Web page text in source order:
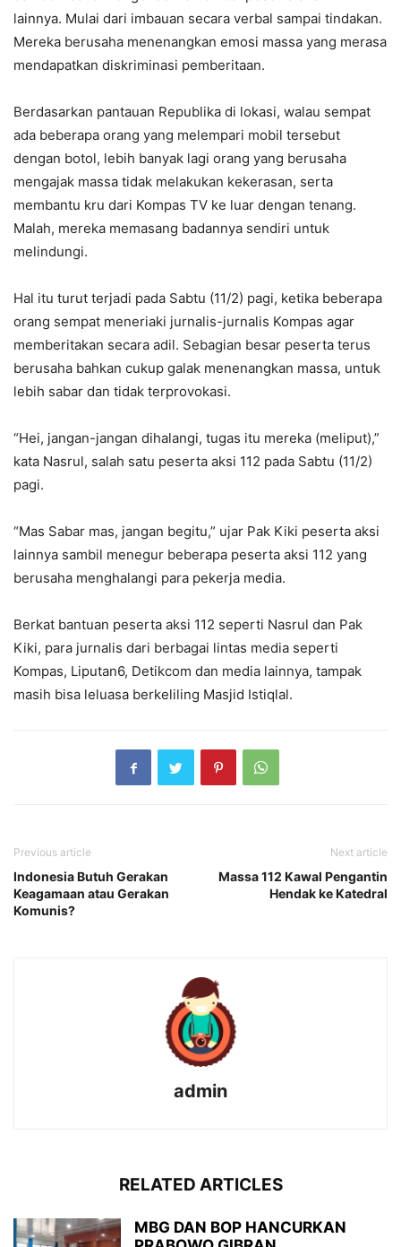
lainnya. Mulai dari imbauan secara verbal sampai tindakan.
Mereka berusaha menenangkan emosi massa yang merasa
mendapatkan diskriminasi pemberitaan.
Berdasarkan pantauan Republika di lokasi, walau sempat
ada beberapa orang yang melempari mobil tersebut
dengan botol, lebih banyak lagi orang yang berusaha
mengajak massa tidak melakukan kekerasan, serta
membantu kru dari Kompas TV ke luar dengan tenang.
Malah, mereka memasang badannya sendiri untuk
melindungi.
Hal itu turut terjadi pada Sabtu (11/2) pagi, ketika beberapa
orang sempat meneriaki jurnalis-jurnalis Kompas agar
memberitakan secara adil. Sebagian besar peserta terus
berusaha bahkan cukup galak menenangkan massa, untuk
lebih sabar dan tidak terprovokasi.
“Hei, jangan-jangan dihalangi, tugas itu mereka (meliput),”
kata Nasrul, salah satu peserta aksi 112 pada Sabtu (11/2)
pagi.
“Mas Sabar mas, jangan begitu,” ujar Pak Kiki peserta aksi
lainnya sambil menegur beberapa peserta aksi 112 yang
berusaha menghalangi para pekerja media.
Berkat bantuan peserta aksi 112 seperti Nasrul dan Pak
Kiki, para jurnalis dari berbagai lintas media seperti
Kompas, Liputan6, Detikcom dan media lainnya, tampak
masih bisa leluasa berkeliling Masjid Istiqlal.
Previous article
Indonesia Butuh Gerakan
Keagamaan atau Gerakan
Komunis?
Next article
Massa 112 Kawal Pengantin
Hendak ke Katedral
admin
RELATED ARTICLES
MBG DAN BOP HANCURKAN